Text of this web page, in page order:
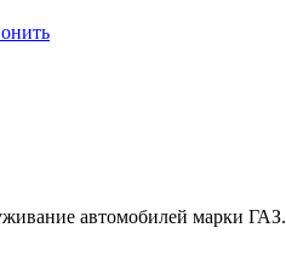
автомобилей марки ГАЗ.